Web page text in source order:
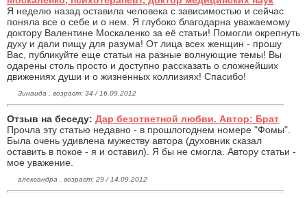
Я неделю назад оставила человека с зависимостью и сейчас
поняла все о себе и о нем. Я глубоко благодарна уважаемому
доктору Валентине Москаленко за её статьи! Помогли окрепнуть
духу и дали пищу для разума! От лица всех женщин - прошу
Вас, публикуйте еще статьи на разные волнующие темы! Вы
одарены столь просто и доступно рассказать о сложнейших
движениях души и о жизненных коллизиях! Спасибо!
Зинаида , возраст: 34 / 16.09.2012
Отзыв на беседу: Дар безответной любви. Автор: Брат
Прочла эту статью недавно - в прошлогоднем номере "Фомы".
Была очень удивлена мужеству автора (духовник сказал
оставить в покое - я и оставил). Я бы не смогла. Автору статьи -
мое уважение.
александра , возраст: 29 / 14.09.2012